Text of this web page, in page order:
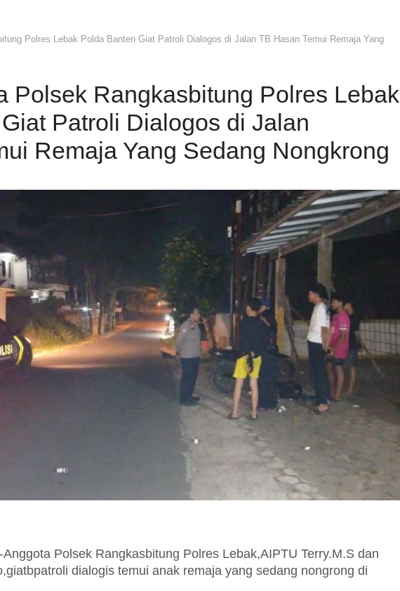
Polres Lebak Polda Banten Giat Patroli Dialogos di Jalan TB.Hasan Temui Remaja Yang
Polsek Rangkasbitung Polres Lebak
Patroli Dialogos di Jalan
Remaja Yang Sedang Nongkrong
-Anggota Polsek Rangkasbitung Polres Lebak,AIPTU Terry.M.S dan
dialogis temui anak remaja yang sedang nongrong di